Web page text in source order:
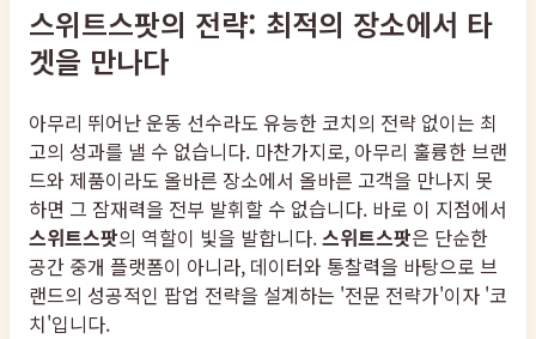
스위트스팟의 전략: 최적의 장소에서 타
겟을 만나다
아무리 뛰어난 운동 선수라도 유능한 코치의 전략 없이는 최
고의 성과를 낼 수 없습니다. 마찬가지로, 아무리 훌륭한 브랜
드와 제품이라도 올바른 장소에서 올바른 고객을 만나지 못
하면 그 잠재력을 전부 발휘할 수 없습니다. 바로 이 지점에서
스위트스팟의 역할이 빛을 발합니다.스위트스팟은 단순한
공간 중개 플랫폼이 아니라, 데이터와 통찰력을 바탕으로 브
랜드의 성공적인 팝업 전략을 설계하는 '전문 전략가'이자 '코
치'입니다.